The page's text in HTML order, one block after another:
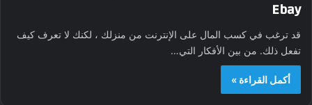
Ebay
قد ترغب في كسب المال على الإنترنت من منزلك ، لكنك لا تعرف كيف
تفعل ذلك. من بين الأفكار التي…
أكمل القراءة »